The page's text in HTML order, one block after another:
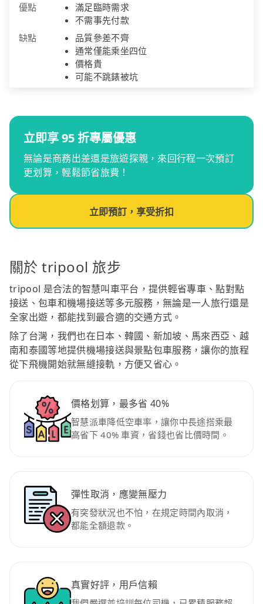
優點
滿足臨時需求
不需事先付款
缺點
品質參差不齊
通常僅能乘坐四位
價格貴
可能不跳錶被坑
立即享 95 折專屬優惠
無論是商務出差還是旅遊探親，來回行程一次預訂
更划算，輕鬆節省旅費！
立即預訂，享受折扣
關於 tripool 旅步
tripool 是合法的智慧叫車平台，提供輕省專車、點對點
接送、包車和機場接送等多元服務，無論是一人旅行還是
全家出遊，都能找到最合適的交通方式。
除了台灣，我們也在日本、韓國、新加坡、馬來西亞、越
南和泰國等地提供機場接送與景點包車服務，讓你的旅程
從下飛機開始就無縫接軌，方便又省心。
價格划算，最多省 40%
智慧派車降低空車率，讓你中長途搭乘最
高省下 40% 車資，省錢也省比價時間。
彈性取消，應變無壓力
有突發狀況也不怕，在規定時間內取消，
都能全額退款。
真實好評，用戶信賴